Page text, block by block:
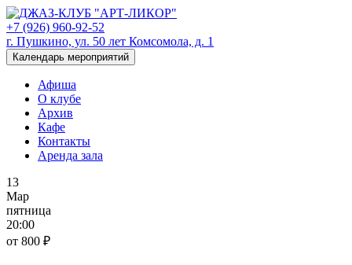
+7 (926) 960-92-52
г. Пушкино, ул. 50 лет Комсомола, д. 1
Календарь мероприятий
Афиша
О клубе
Архив
Кафе
Контакты
Аренда зала
13
Мар
пятница
20:00
от 800 ₽